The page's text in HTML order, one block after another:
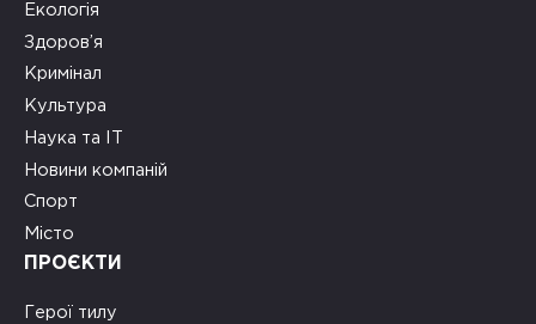
Екологія
Здоров’я
Кримінал
Культура
Наука та ІТ
Новини компаній
Спорт
Місто
ПРОЄКТИ
Герої тилу